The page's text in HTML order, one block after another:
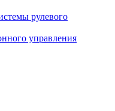
рулевого
управления